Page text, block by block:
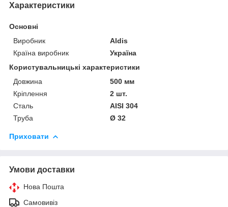
Характеристики
Основні
Виробник
Aldis
Країна виробник
Україна
Користувальницькі характеристики
Довжина
500 мм
Кріплення
2 шт.
Сталь
AISI 304
Труба
Ø 32
Приховати
Умови доставки
Нова Пошта
Самовивіз